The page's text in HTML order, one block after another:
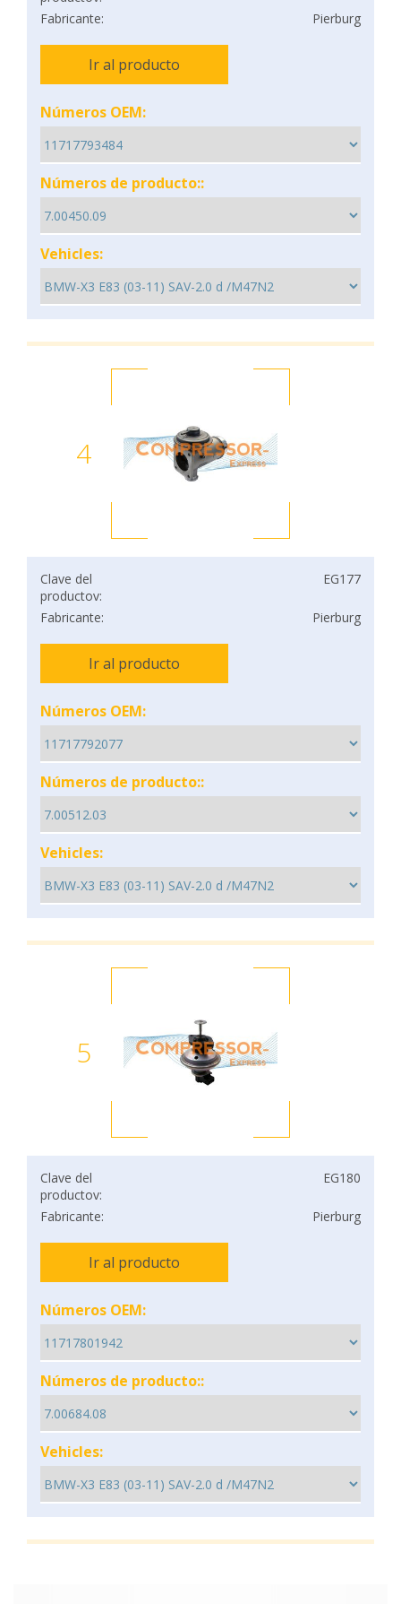
Fabricante:
Pierburg
Ir al producto
Números OEM:
Números de producto::
Vehicles:
4
Clave del
productov:
EG177
Fabricante: Pierburg
Ir al producto
Números OEM:
Números de producto::
Vehicles:
5
Clave del
productov:
EG180
Fabricante: Pierburg
Ir al producto
Números OEM:
Números de producto::
Vehicles: